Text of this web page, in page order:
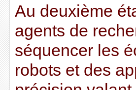
Au deuxième
agents de
séquencer les
robots et des